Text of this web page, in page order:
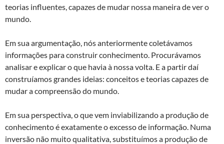
teorias influentes, capazes de mudar nossa maneira de ver o
mundo.
Em sua argumentação, nós anteriormente coletávamos
informações para construir conhecimento. Procurávamos
analisar e explicar o que havia à nossa volta. E a partir daí
construíamos grandes ideias: conceitos e teorias capazes de
mudar a compreensão do mundo.
Em sua perspectiva, o que vem inviabilizando a produção de
conhecimento é exatamente o excesso de informação. Numa
inversão não muito qualitativa, substituímos a produção de